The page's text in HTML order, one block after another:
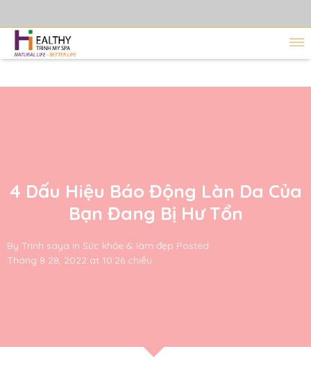
4 Dấu Hiệu Báo Động Làn Da Của
Bạn Đang Bị Hư Tổn
By Trinh saya in Sức khỏe & làm đẹp Posted
Tháng 8 28, 2022 at 10:26 chiều